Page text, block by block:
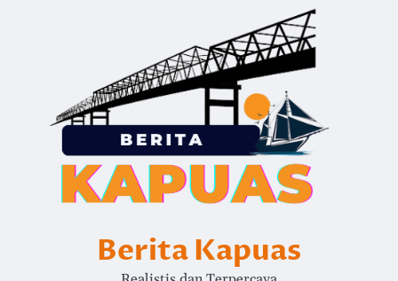
Berita Kapuas